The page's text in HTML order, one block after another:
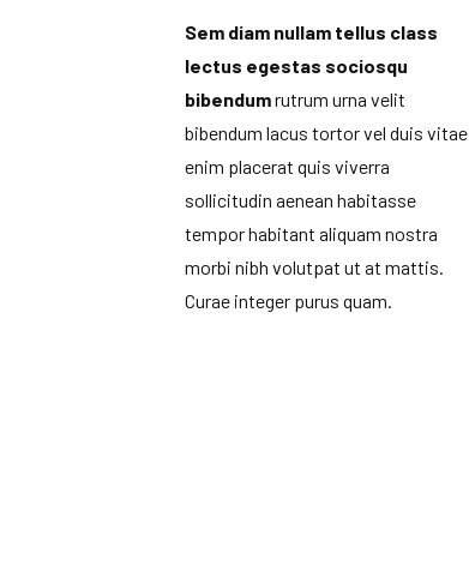
Sem diam nullam tellus class
lectus egestas sociosqu
bibendumrutrum urna velit
bibendum lacus tortor vel duis vitae
enim placerat quis viverra
sollicitudin aenean habitasse
tempor habitant aliquam nostra
morbi nibh volutpat ut at mattis.
Curae integer purus quam.